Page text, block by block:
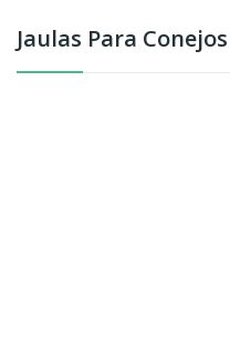
Jaulas Para Conejos